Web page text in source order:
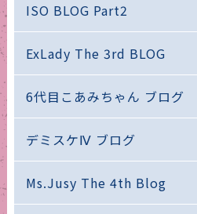
ISO BLOG Part2
ExLady The 3rd BLOG
6代目こあみちゃん ブログ
デミスケⅣ ブログ
Ms.Jusy The 4th Blog